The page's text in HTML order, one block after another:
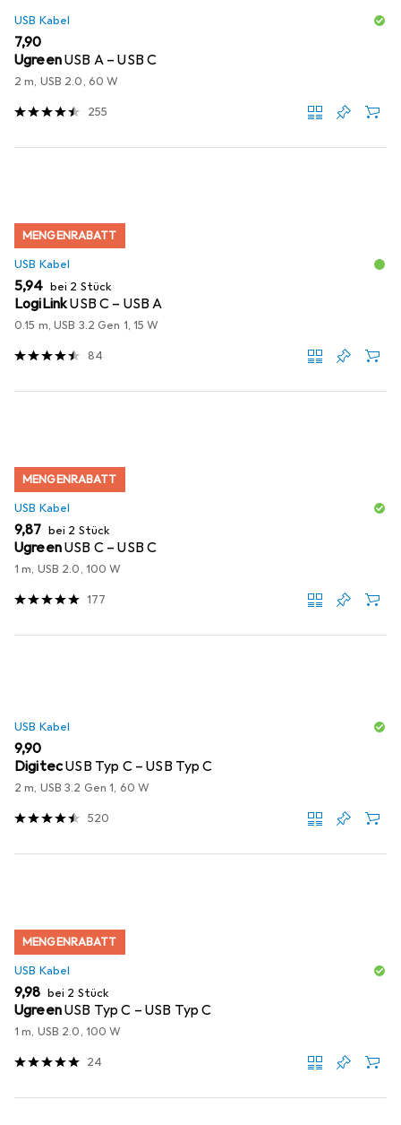
USB Kabel
EUR
7,90
UgreenUSB A – USB C
2 m, USB 2.0, 60 W
255
MENGENRABATT
USB Kabel
EUR
5,94 bei 2 Stück
LogiLinkUSB C – USB A
0.15 m, USB 3.2 Gen 1, 15 W
84
MENGENRABATT
USB Kabel
EUR
9,87 bei 2 Stück
UgreenUSB C – USB C
1 m, USB 2.0, 100 W
177
USB Kabel
EUR
9,90
DigitecUSB Typ C – USB Typ C
2 m, USB 3.2 Gen 1, 60 W
520
MENGENRABATT
USB Kabel
EUR
9,98 bei 2 Stück
UgreenUSB Typ C – USB Typ C
1 m, USB 2.0, 100 W
24